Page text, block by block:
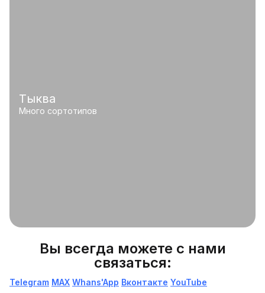
Тыква
Много сортотипов
Вы всегда можете с нами
связаться:
Telegram МАХ Whans'App Вконтакте YouTube